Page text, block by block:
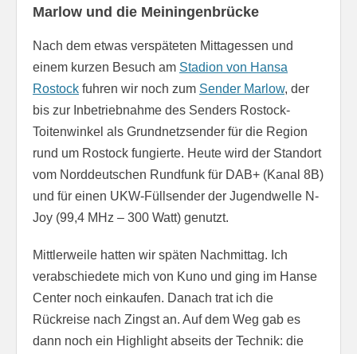
Marlow und die Meiningenbrücke
Nach dem etwas verspäteten Mittagessen und
einem kurzen Besuch am Stadion von Hansa
Rostock fuhren wir noch zum Sender Marlow, der
bis zur Inbetriebnahme des Senders Rostock-
Toitenwinkel als Grundnetzsender für die Region
rund um Rostock fungierte. Heute wird der Standort
vom Norddeutschen Rundfunk für DAB+ (Kanal 8B)
und für einen UKW-Füllsender der Jugendwelle N-
Joy (99,4 MHz – 300 Watt) genutzt.
Mittlerweile hatten wir späten Nachmittag. Ich
verabschiedete mich von Kuno und ging im Hanse
Center noch einkaufen. Danach trat ich die
Rückreise nach Zingst an. Auf dem Weg gab es
dann noch ein Highlight abseits der Technik: die